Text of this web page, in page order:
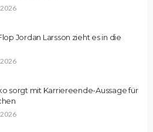
Jordan Larsson zieht es in die
sorgt mit Karriereende-Aussage für